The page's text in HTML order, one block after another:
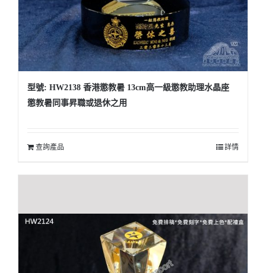
型號: HW2138 香港懲教暑 13cm高一級懲教助理水晶座
懲教暑同事昇職或退休之用
查詢產品 詳情